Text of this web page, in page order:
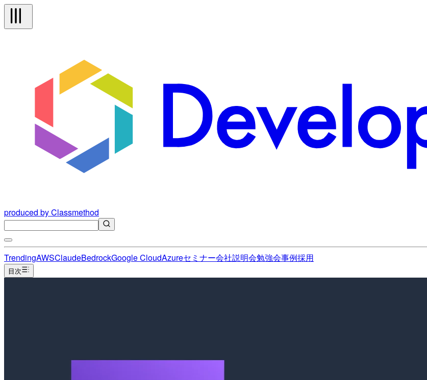
produced by Classmethod
TrendingAWSClaudeBedrockGoogle CloudAzureセミナー会社説明会勉強会事例採用
目次